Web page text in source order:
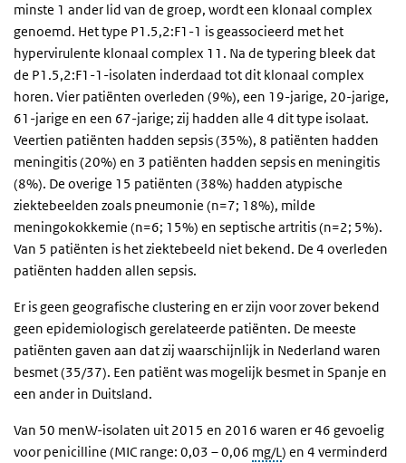
minste 1 ander lid van de groep, wordt een klonaal complex
genoemd. Het type P1.5,2:F1-1 is geassocieerd met het
hypervirulente klonaal complex 11. Na de typering bleek dat
de P1.5,2:F1-1-isolaten inderdaad tot dit klonaal complex
horen. Vier patiënten overleden (9%), een 19-jarige, 20-jarige,
61-jarige en een 67-jarige; zij hadden alle 4 dit type isolaat.
Veertien patiënten hadden sepsis (35%), 8 patiënten hadden
meningitis (20%) en 3 patiënten hadden sepsis en meningitis
(8%). De overige 15 patiënten (38%) hadden atypische
ziektebeelden zoals pneumonie (n=7; 18%), milde
meningokokkemie (n=6; 15%) en septische artritis (n=2; 5%).
Van 5 patiënten is het ziektebeeld niet bekend. De 4 overleden
patiënten hadden allen sepsis.
Er is geen geografische clustering en er zijn voor zover bekend
geen epidemiologisch gerelateerde patiënten. De meeste
patiënten gaven aan dat zij waarschijnlijk in Nederland waren
besmet (35/37). Een patiënt was mogelijk besmet in Spanje en
een ander in Duitsland.
Van 50 menW-isolaten uit 2015 en 2016 waren er 46 gevoelig
voor penicilline (MIC range: 0,03 – 0,06 mg/L ) en 4 verminderd